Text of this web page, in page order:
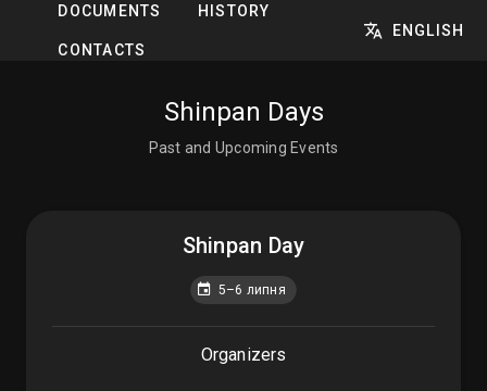
DOCUMENTS HISTORY
CONTACTS
ENGLISH
Shinpan Days
Past and Upcoming Events
Shinpan Day
5–6 липня
Organizers